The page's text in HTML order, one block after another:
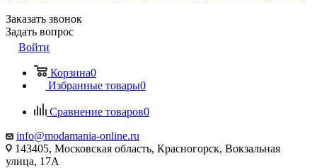
Заказать звонок
Задать вопрос
Войти
Корзина0
Избранные товары0
Сравнение товаров0
info@modamania-online.ru
143405, Московская область, Красногорск, Вокзальная
улица, 17А